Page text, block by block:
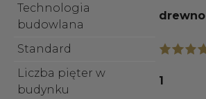
Technologia
budowlana
drewno
Standard
Liczba pięter w
budynku
1